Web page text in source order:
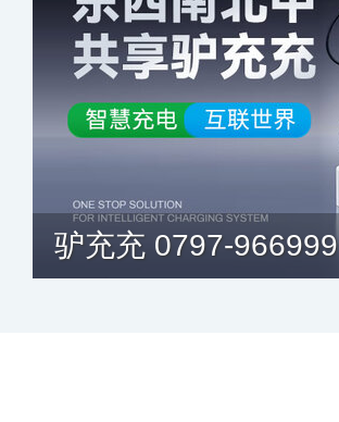
驴充充 0797-966999